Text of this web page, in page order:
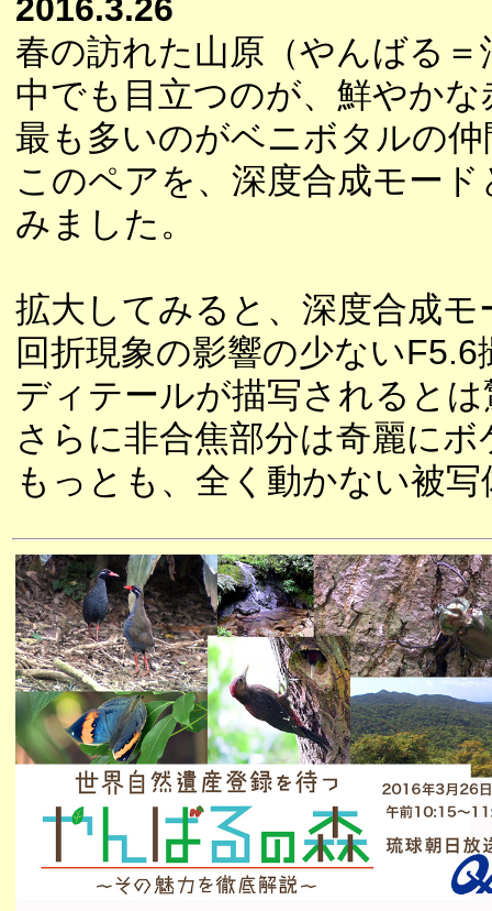
2016.3.26
春の訪れた山原（やんばる
中でも目立つのが、鮮やか
最も多いのがベニボタルの
このペアを、深度合成モー
みました。
拡大してみると、深度合成
回折現象の影響の少ない
ディテールが描写されると
さらに非合焦部分は奇麗に
もっとも、全く動かない被